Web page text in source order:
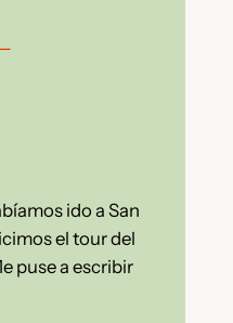
ido a San
el tour del
puse a escribir